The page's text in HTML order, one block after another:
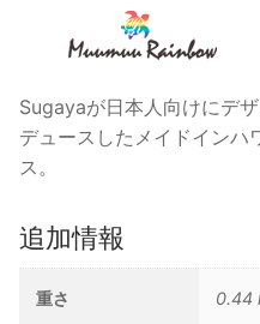
水
色
個
Sugayaが日本人向けにデ
デュースしたメイドインハ
ス。
追加情報
重さ 0.44